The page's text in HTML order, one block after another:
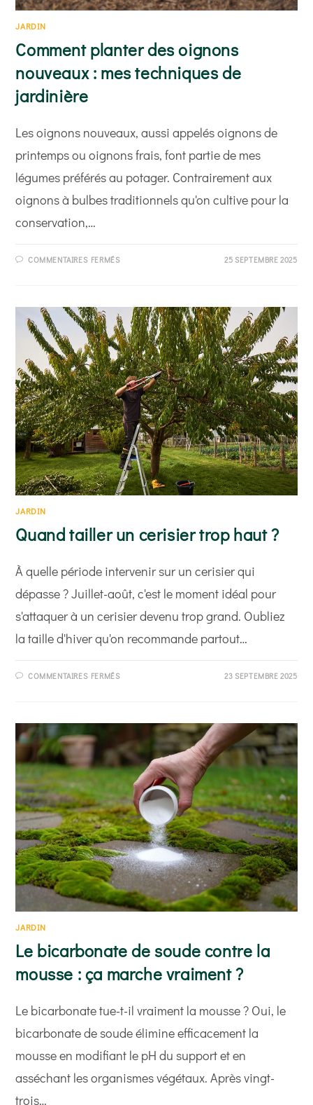
JARDIN
Comment planter des oignons
nouveaux : mes techniques de
jardinière
Les oignons nouveaux, aussi appelés oignons de
printemps ou oignons frais, font partie de mes
légumes préférés au potager. Contrairement aux
oignons à bulbes traditionnels qu'on cultive pour la
conservation,…
COMMENTAIRES FERMÉSSUR
NOUVEAUX
:
MES
TECHNIQUES
DE
JARDINIÈRE
25 SEPTEMBRE 2025
JARDIN
Quand tailler un cerisier trop haut ?
À quelle période intervenir sur un cerisier qui
dépasse ? Juillet-août, c'est le moment idéal pour
s'attaquer à un cerisier devenu trop grand. Oubliez
la taille d'hiver qu'on recommande partout…
COMMENTAIRES FERMÉSSUR
TROP
23 SEPTEMBRE 2025
JARDIN
Le bicarbonate de soude contre la
mousse : ça marche vraiment ?
Le bicarbonate tue-t-il vraiment la mousse ? Oui, le
bicarbonate de soude élimine efficacement la
mousse en modifiant le pH du support et en
asséchant les organismes végétaux. Après vingt-
trois…